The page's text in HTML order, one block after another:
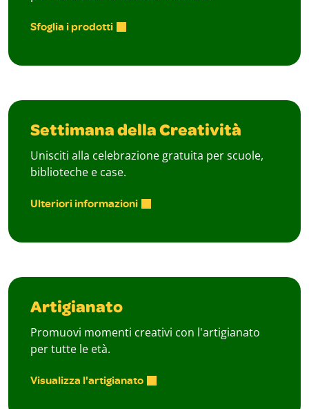
Sfoglia i prodotti
Settimana della Creatività
Unisciti alla celebrazione gratuita per scuole,
biblioteche e case.
Ulteriori informazioni
Artigianato
Promuovi momenti creativi con l'artigianato
per tutte le età.
Visualizza l'artigianato